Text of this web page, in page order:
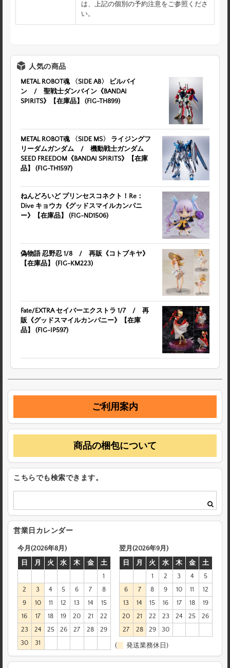
は、上記の個別の予約注意をご参照くださ
い。
人気の商品
METAL ROBOT魂 〈SIDE AB〉 ビルバイ
ン / 聖戦士ダンバイン《BANDAI
SPIRITS》【在庫品】 (FIG-TH899)
METAL ROBOT魂 〈SIDE MS〉 ライジングフ
リーダムガンダム / 機動戦士ガンダム
SEED FREEDOM《BANDAI SPIRITS》【在庫
品】 (FIG-TH1597)
ねんどろいど プリンセスコネクト！Re：
Dive キョウカ《グッドスマイルカンパニ
ー》【在庫品】 (FIG-ND1506)
偽物語 忍野忍 1/8 / 再販《コトブキヤ》
【在庫品】 (FIG-KM223)
Fate/EXTRA セイバーエクストラ 1/7 / 再
販《グッドスマイルカンパニー》【在庫
品】 (FIG-IP597)
ご利用案内
商品の梱包について
こちらでも検索できます。
営業日カレンダー
今月(2026年8月)
日
月 火 水 木 金
土
1
2
3 4 5 6 7
8
9
10 11 12 13 14
15
16
17 18 19 20 21
22
23
24 25 26 27 28
29
30
31
翌月(2026年9月)
日
月 火 水 木 金
土
1
2 3 4
5
6
7 8 9 10 11
12
13
14 15 16 17 18
19
20
21 22 23 24 25
26
27
28 29 30
( 発送業務休日)